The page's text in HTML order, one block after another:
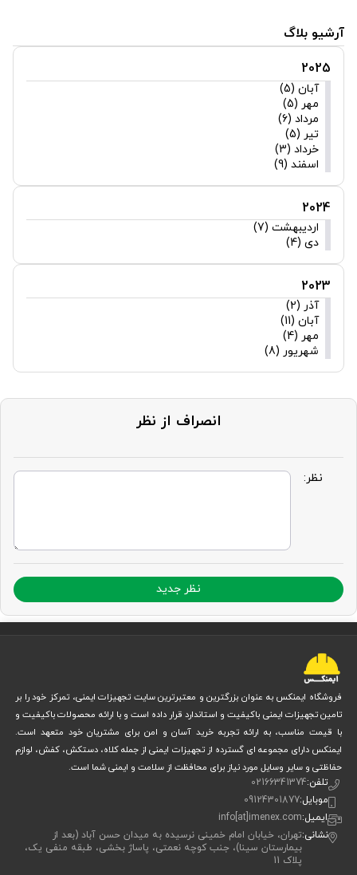
آرشیو بلاگ
2025
آبان (5)
مهر (5)
مرداد (6)
تیر (5)
خرداد (3)
اسفند (9)
2024
اردیبهشت (7)
دی (4)
2023
آذر (2)
آبان (11)
مهر (4)
شهریور (8)
انصراف از نظر
نظر:
نظر جدید
فروشگاه ایمنکس به عنوان بزرگترین و معتبرترین سایت تجهیزات ایمنی، تمرکز خود را بر
تامین تجهیزات ایمنی باکیفیت و استاندارد قرار داده است و با ارائه محصولات باکیفیت و
با قیمت مناسب، به ارائه تجربه خرید آسان و امن برای مشتریان خود متعهد است.
ایمنکس دارای مجموعه ای گسترده از تجهیزات ایمنی از جمله کلاه، دستکش، کفش، لوازم
حفاظتی و سایر وسایل مورد نیاز برای محافظت از سلامت و ایمنی شما است.
تلفن:02166341374
موبایل:09124301877
ایمیل:info[at]imenex.com
نشانی:تهران، خیابان امام خمینی نرسیده به میدان حسن آباد (بعد از
بیمارستان سینا)، جنب کوچه نعمتی، پاساژ بخشی، طبقه منفی یک،
پلاک 11